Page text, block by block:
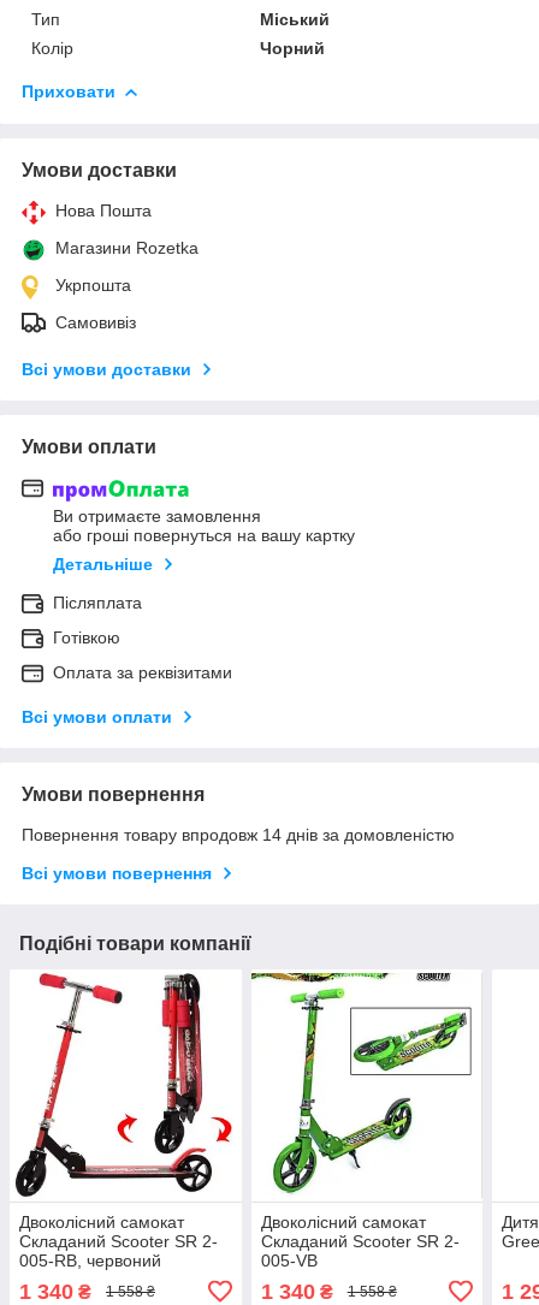
Тип
Міський
Колір
Чорний
Приховати
Умови доставки
Нова Пошта
Магазини Rozetka
Укрпошта
Самовивіз
Всі умови доставки
Умови оплати
Ви отримаєте замовлення
або гроші повернуться на вашу картку
Детальніше
Післяплата
Готівкою
Оплата за реквізитами
Всі умови оплати
Умови повернення
Повернення товару впродовж 14 днів за домовленістю
Всі умови повернення
Подібні товари компанії
Двоколісний самокат
Складаний Scooter SR 2-
005-RB, червоний
1 340 ₴ 1 558 ₴
Двоколісний самокат
Складаний Scooter SR 2-
005-VB
1 340₴ 1 558 ₴ 1